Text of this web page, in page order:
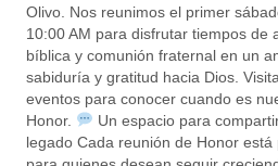
Olivo. Nos reunimos el primer
10:00 AM para disfrutar tiempos de
bíblica y comunión fraternal en un
sabiduría y gratitud hacia Dios.
eventos para conocer cuando es
Honor.
Un espacio para
legado Cada reunión de Honor